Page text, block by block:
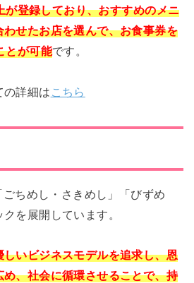
が登録しており、おすすめのメニ
せたお店を選んで、お食事券を
とが可能です。
の詳細は こちら
ごちめし・さきめし」「びずめ
を展開しています。
いビジネスモデルを追求し、恩
、社会に循環させることで、持